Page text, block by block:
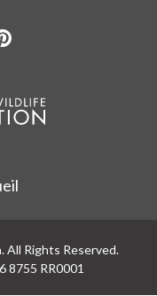
All Rights Reserved.
8755 RR0001